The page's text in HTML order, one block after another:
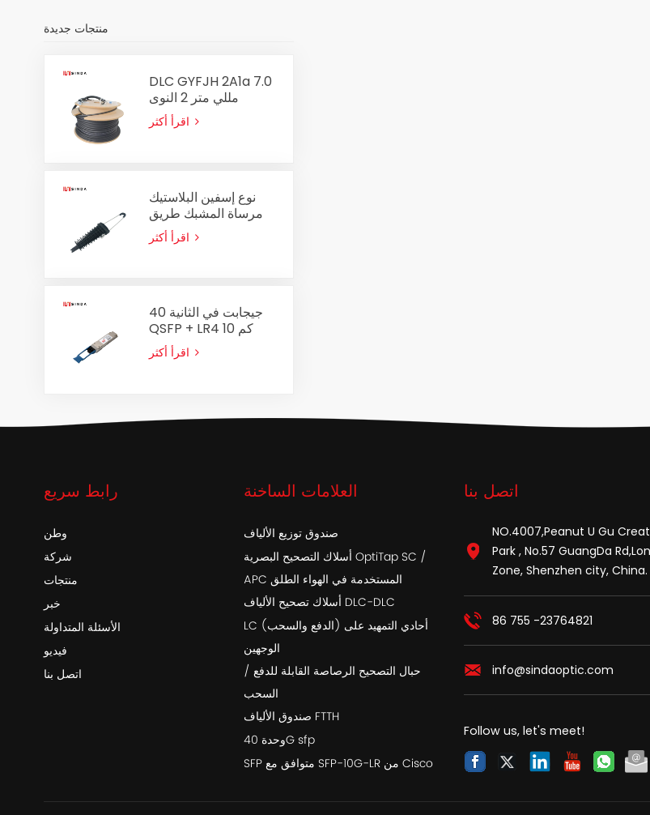
منتجات جديدة
DLC GYFJH 2A1a 7.0
مللي متر 2 النوى
الكابلات البصرية الجمعية
في الهواء الطلق الألياف
نوع إسفين البلاستيك
مرساة المشبك طريق
مسدود المشبك
PA2000 لكابل ADSS
40 جيجابت في الثانية
QSFP + LR4 10 كم
جهاز الإرسال والاستقبال
البصري
رابط سريع
وطن
شركة
منتجات
خبر
الأسئلة المتداولة
فيديو
اتصل بنا
العلامات الساخنة
صندوق توزيع الألياف
أسلاك التصحيح البصرية OptiTap SC /
APC المستخدمة في الهواء الطلق
أسلاك تصحيح الألياف DLC-DLC
LC (الدفع والسحب) أحادي التمهيد على
الوجهين
حبال التصحيح الرصاصة القابلة للدفع /
السحب
صندوق الألياف FTTH
وحدة 40G sfp
SFP متوافق مع SFP-10G-LR من Cisco
اتصل بنا
NO.4007,Peanut U Gu
Park , No.57 GuangDa
Zone, Shenzhen city, China.
86 755 -23764821
info@sindaoptic.com
Follow us, let's meet!